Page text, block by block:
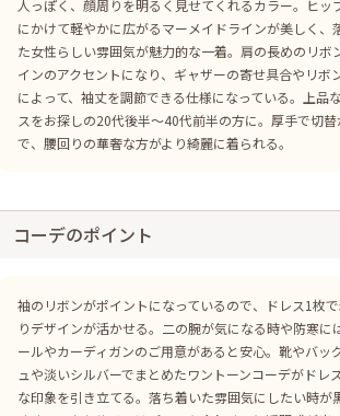
人っぽく、顔周りを明るく見せてくれるカラー。ヒッ
にかけて軽やかに広がるマーメイドラインが美しく、
た女性らしい雰囲気が魅力的な一着。肩の長めのリボ
インのアクセントになり、ギャザーの寄せ具合やリボ
によって、袖丈を調節できる仕様になっている。上品
スをお探しの20代後半〜40代前半の方に。厚手で切替
で、腰回りの華奢な方がより綺麗に着られる。
コーデのポイント
袖のリボンがポイントになっているので、ドレス1枚
りデザインが活かせる。二の腕が気になる時や防寒に
ールやカーディガンのご用意があると安心。靴やバッ
ュや淡いシルバーでまとめたワントーンコーデがドレ
な印象を引き立てる。落ち着いた雰囲気にしたい時が